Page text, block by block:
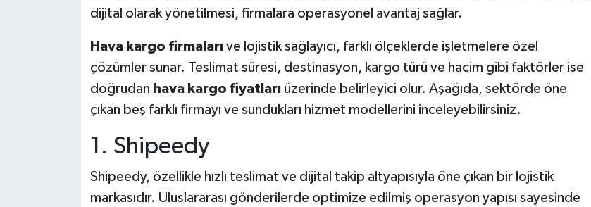
dijital olarak yönetilmesi, firmalara operasyonel avantaj sağlar.
Hava kargo firmalarıve lojistik sağlayıcı, farklı ölçeklerde işletmelere özel
çözümler sunar. Teslimat süresi, destinasyon, kargo türü ve hacim gibi faktörler ise
doğrudan hava kargo fiyatlarıüzerinde belirleyici olur. Aşağıda, sektörde öne
çıkan beş farklı firmayı ve sundukları hizmet modellerini inceleyebilirsiniz.
1. Shipeedy
Shipeedy, özellikle hızlı teslimat ve dijital takip altyapısıyla öne çıkan bir lojistik
markasıdır. Uluslararası gönderilerde optimize edilmiş operasyon yapısı sayesinde